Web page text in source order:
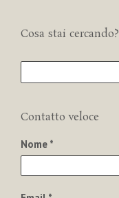
Cosa stai cercando?
Contatto veloce
Nome *